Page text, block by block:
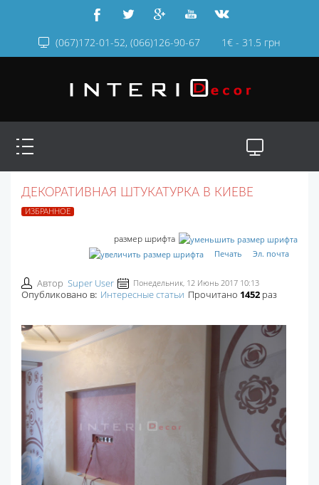
(067)172-01-52, (066)126-90-67 1€ - 31.5 грн
ДЕКОРАТИВНАЯ ШТУКАТУРКА В КИЕВЕ
ИЗБРАННОЕ
размер шрифта
Печать Эл. почта
Автор Super User Понедельник, 12 Июнь 2017 10:13
Опубликовано в: Интересные статьи Прочитано 1452 раз